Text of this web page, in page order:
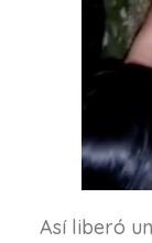
Así liberó